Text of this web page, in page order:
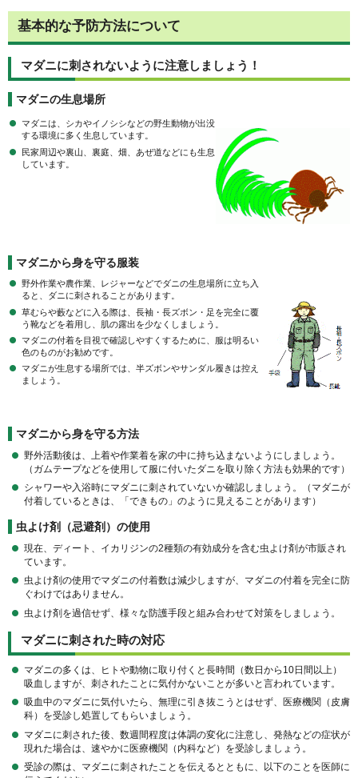
基本的な予防方法について
マダニに刺されないように注意しましょう！
マダニの生息場所
マダニは、シカやイノシシなどの野生動物が出没
する環境に多く生息しています。
民家周辺や裏山、裏庭、畑、あぜ道などにも生息
しています。
マダニから身を守る服装
野外作業や農作業、レジャーなどでダニの生息場所に立ち入
ると、ダニに刺されることがあります。
草むらや藪などに入る際は、長袖・長ズボン・足を完全に覆
う靴などを着用し、肌の露出を少なくしましょう。
マダニの付着を目視で確認しやすくするために、服は明るい
色のものがお勧めです。
マダニが生息する場所では、半ズボンやサンダル履きは控え
ましょう。
マダニから身を守る方法
野外活動後は、上着や作業着を家の中に持ち込まないようにしましょう。
（ガムテープなどを使用して服に付いたダニを取り除く方法も効果的です）
シャワーや入浴時にマダニに刺されていないか確認しましょう。（マダニが
付着しているときは、「できもの」のように見えることがあります）
虫よけ剤（忌避剤）の使用
現在、ディート、イカリジンの2種類の有効成分を含む虫よけ剤が市販され
ています。
虫よけ剤の使用でマダニの付着数は減少しますが、マダニの付着を完全に防
ぐわけではありません。
虫よけ剤を過信せず、様々な防護手段と組み合わせて対策をしましょう。
マダニに刺された時の対応
マダニの多くは、ヒトや動物に取り付くと長時間（数日から10日間以上）
吸血しますが、刺されたことに気付かないことが多いと言われています。
吸血中のマダニに気付いたら、無理に引き抜こうとはせず、医療機関（皮膚
科）を受診し処置してもらいましょう。
マダニに刺された後、数週間程度は体調の変化に注意し、発熱などの症状が
現れた場合は、速やかに医療機関（内科など）を受診しましょう。
受診の際は、マダニに刺されたことを伝えるとともに、以下のことを医師に